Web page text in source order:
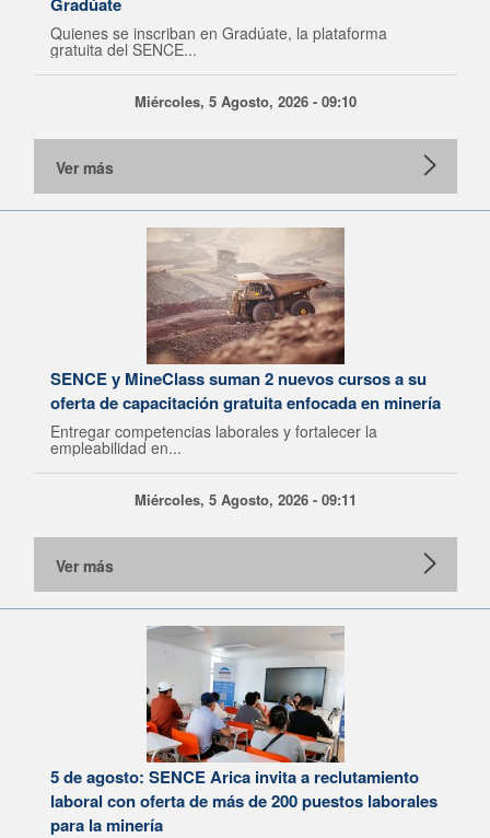
Quienes se inscriban en Gradúate, la plataforma
gratuita del SENCE...
Miércoles, 5 Agosto, 2026 - 09:10
Ver más
SENCE y MineClass suman 2 nuevos cursos a su
oferta de capacitación gratuita enfocada en minería
Entregar competencias laborales y fortalecer la
empleabilidad en...
Miércoles, 5 Agosto, 2026 - 09:11
Ver más
5 de agosto: SENCE Arica invita a reclutamiento
laboral con oferta de más de 200 puestos laborales
para la minería